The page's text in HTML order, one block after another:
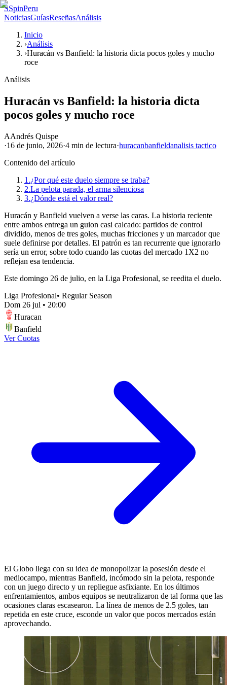
SSpinPeru
NoticiasGuíasReseñasAnálisis
Inicio
›Análisis
›Huracán vs Banfield: la historia dicta pocos goles y mucho
roce
Análisis
Huracán vs Banfield: la historia dicta
pocos goles y mucho roce
AAndrés Quispe
·16 de junio, 2026·4 min de lectura·huracanbanfieldanalisis tactico
Contenido del artículo
1.¿Por qué este duelo siempre se traba?
2.La pelota parada, el arma silenciosa
3.¿Dónde está el valor real?
Huracán y Banfield vuelven a verse las caras. La historia reciente
entre ambos entrega un guion casi calcado: partidos de control
dividido, menos de tres goles, muchas fricciones y un marcador que
suele definirse por detalles. El patrón es tan recurrente que ignorarlo
sería un error, sobre todo cuando las cuotas del mercado 1X2 no
reflejan esa tendencia.
Este domingo 26 de julio, en la Liga Profesional, se reedita el duelo.
Liga Profesional• Regular Season
Dom 26 jul • 20:00
Huracan
Banfield
Ver Cuotas
El Globo llega con su idea de monopolizar la posesión desde el
mediocampo, mientras Banfield, incómodo sin la pelota, responde
con un juego directo y un repliegue asfixiante. En los últimos
enfrentamientos, ambos equipos se neutralizaron de tal forma que las
ocasiones claras escasearon. La línea de menos de 2.5 goles, tan
repetida en este cruce, esconde un valor que pocos mercados están
aprovechando.